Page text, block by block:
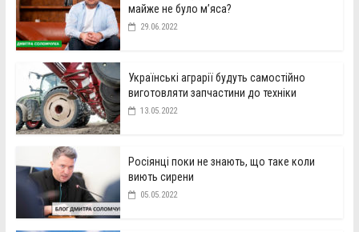
майже не було м’яса?
29.06.2022
Українські аграрії будуть самостійно
виготовляти запчастини до техніки
13.05.2022
Росіянці поки не знають, що таке коли
виють сирени
05.05.2022